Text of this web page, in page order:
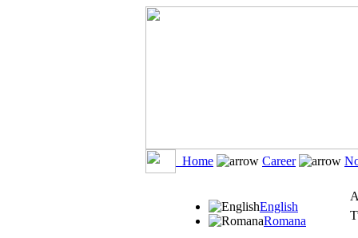
Home Career
English
Romana